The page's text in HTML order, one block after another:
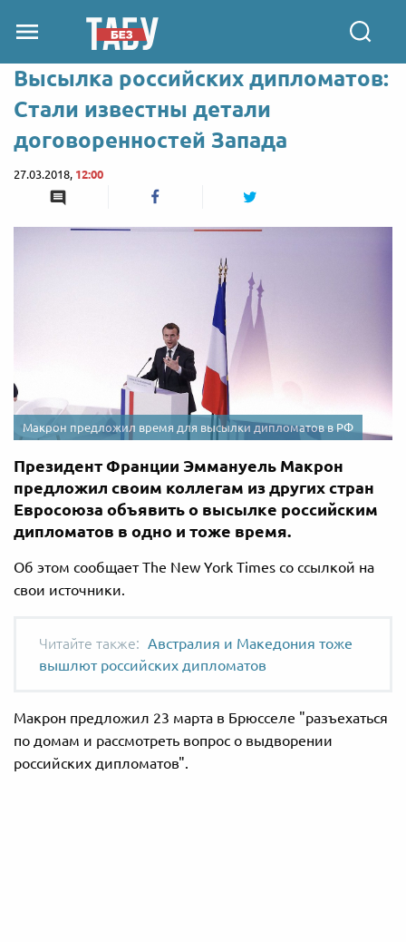
Высылка российских дипломатов:
Стали известны детали
договоренностей Запада
27.03.2018, 12:00
Макрон предложил время для высылки дипломатов в РФ
Президент Франции Эммануель Макрон
предложил своим коллегам из других стран
Евросоюза объявить о высылке российским
дипломатов в одно и тоже время.
Об этом сообщает The New York Times со ссылкой на
свои источники.
Австралия и Македония тоже
вышлют российских дипломатов
Макрон предложил 23 марта в Брюсселе "разъехаться
по домам и рассмотреть вопрос о выдворении
российских дипломатов".